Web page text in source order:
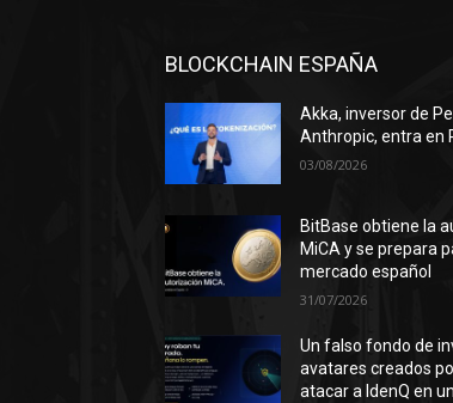
BLOCKCHAIN ESPAÑA
Akka, inversor de
Anthropic, entra en
03/08/2026
BitBase obtiene la
MiCA y se prepara
mercado español
31/07/2026
Un falso fondo de
avatares creados
atacar a IdenQ en